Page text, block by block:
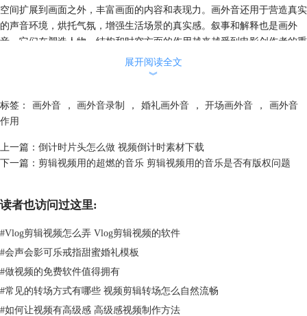
空间扩展到画面之外，丰富画面的内容和表现力。画外音还用于营造真实
的声音环境，烘托气氛，增强生活场景的真实感。叙事和解释也是画外
音，它们在塑造人物、结构和时空方面的作用越来越受到电影创作者的重
怎么配。
1、首先，我们先导入视频素材，然后将其拖至视频轨道。
（图一：视频轨道界面）
捕获选择”界面，我们再点击界面内的“画外音”。
展开阅读全文
︾
标签： 画外音 ， 画外音录制 ， 婚礼画外音 ， 开场画外音 ，
画外音
作用
上一篇： 倒计时片头怎么做 视频倒计时素材下载
下一篇： 剪辑视频用的超燃的音乐 剪辑视频用的音乐是否有版权问题
读者也访问过这里:
#Vlog剪辑视频怎么弄 Vlog剪辑视频的软件
#会声会影可乐戒指甜蜜婚礼模板
#做视频的免费软件值得拥有
#常见的转场方式有哪些 视频剪辑转场怎么自然流畅
#如何让视频有高级感 高级感视频制作方法